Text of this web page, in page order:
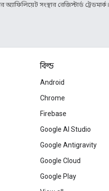
সংস্থার রেজিস্টার্ড ট্রেডমার্ক।
বিল্ড
Android
Chrome
Firebase
Google AI Studio
Google Antigravity
Google Cloud
Google Play